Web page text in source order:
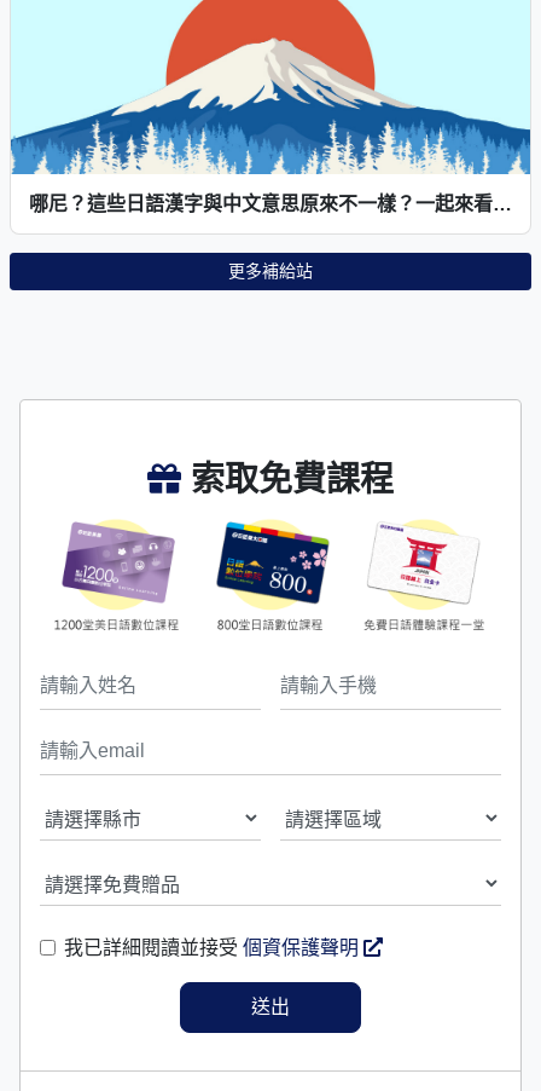
哪尼？這些日語漢字與中文意思原來不一樣？一起來看看這些差異吧～日常相關・食物、身體部位篇
更多補給站
索取免費課程
我已詳細閱讀並接受 個資保護聲明